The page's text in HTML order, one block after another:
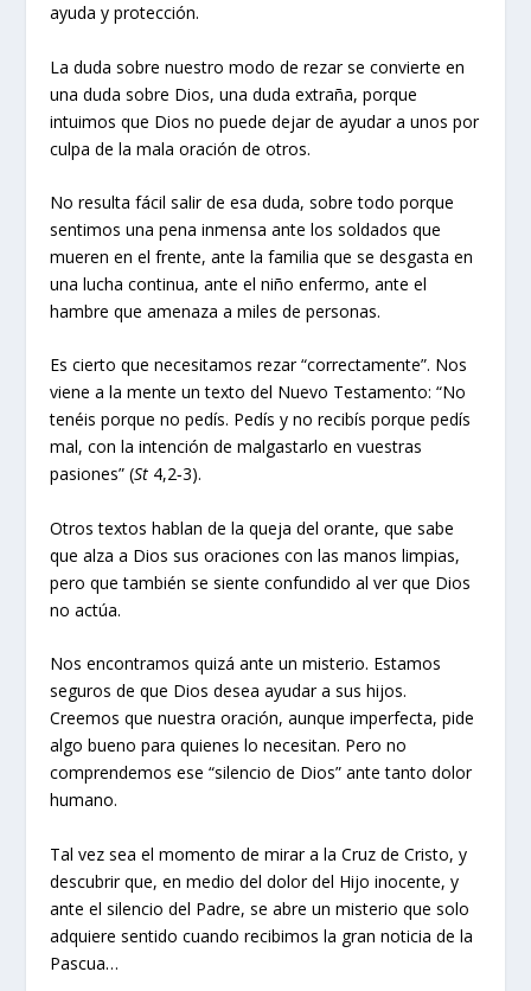
ayuda y protección.
La duda sobre nuestro modo de rezar se convierte en
una duda sobre Dios, una duda extraña, porque
intuimos que Dios no puede dejar de ayudar a unos por
culpa de la mala oración de otros.
No resulta fácil salir de esa duda, sobre todo porque
sentimos una pena inmensa ante los soldados que
mueren en el frente, ante la familia que se desgasta en
una lucha continua, ante el niño enfermo, ante el
hambre que amenaza a miles de personas.
Es cierto que necesitamos rezar “correctamente”. Nos
viene a la mente un texto del Nuevo Testamento: “No
tenéis porque no pedís. Pedís y no recibís porque pedís
mal, con la intención de malgastarlo en vuestras
pasiones” (St 4,2‑3).
Otros textos hablan de la queja del orante, que sabe
que alza a Dios sus oraciones con las manos limpias,
pero que también se siente confundido al ver que Dios
no actúa.
Nos encontramos quizá ante un misterio. Estamos
seguros de que Dios desea ayudar a sus hijos.
Creemos que nuestra oración, aunque imperfecta, pide
algo bueno para quienes lo necesitan. Pero no
comprendemos ese “silencio de Dios” ante tanto dolor
humano.
Tal vez sea el momento de mirar a la Cruz de Cristo, y
descubrir que, en medio del dolor del Hijo inocente, y
ante el silencio del Padre, se abre un misterio que solo
adquiere sentido cuando recibimos la gran noticia de la
Pascua…